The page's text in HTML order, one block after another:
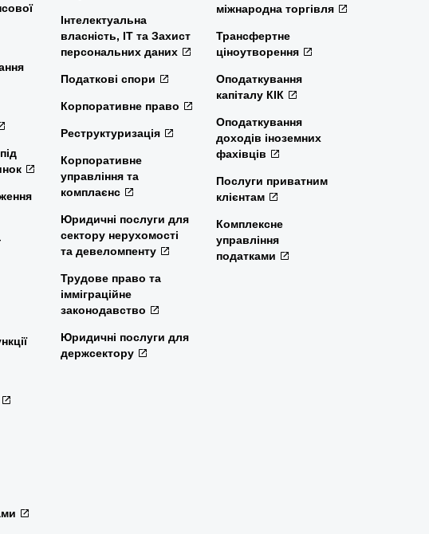
Інтелектуальна
власність, ІТ та Захист
персональних даних
Податкові спори
Корпоративне право
Реструктуризація
Корпоративне
управління та
комплаєнс
Юридичні послуги для
сектору нерухомості
та девеломпенту
Трудове право та
імміграційне
законодавство
Юридичні послуги для
держсектору
міжнародна торгівля
Трансфертне
ціноутворення
Оподаткування
капіталу КІК
Оподаткування
доходів іноземних
фахівців
Послуги приватним
клієнтам
Комплексне
управління
податками